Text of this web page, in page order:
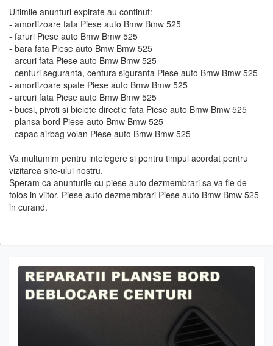
Ultimile anunturi expirate au continut:
- amortizoare fata Piese auto Bmw Bmw 525
- faruri Piese auto Bmw Bmw 525
- bara fata Piese auto Bmw Bmw 525
- arcuri fata Piese auto Bmw Bmw 525
- centuri seguranta, centura siguranta Piese auto Bmw Bmw 525
- amortizoare spate Piese auto Bmw Bmw 525
- arcuri fata Piese auto Bmw Bmw 525
- bucsi, pivoti si bielete directie fata Piese auto Bmw Bmw 525
- plansa bord Piese auto Bmw Bmw 525
- capac airbag volan Piese auto Bmw Bmw 525
Va multumim pentru intelegere si pentru timpul acordat pentru
vizitarea site-ului nostru.
Speram ca anunturile cu piese auto dezmembrari sa va fie de
folos in viitor. Piese auto dezmembrari Piese auto Bmw Bmw 525
in curand.